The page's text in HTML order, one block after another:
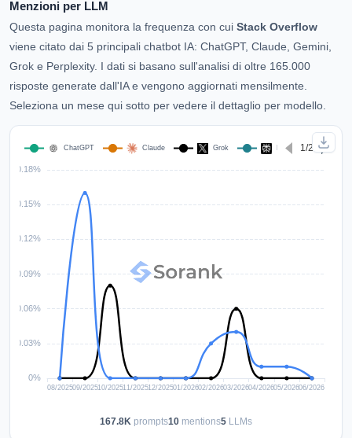
Menzioni per LLM
Questa pagina monitora la frequenza con cui Stack Overflow
viene citato dai 5 principali chatbot IA: ChatGPT, Claude, Gemini,
Grok e Perplexity. I dati si basano sull'analisi di oltre 165.000
risposte generate dall'IA e vengono aggiornati mensilmente.
Seleziona un mese qui sotto per vedere il dettaglio per modello.
167.8K prompts10 mentions5 LLMs